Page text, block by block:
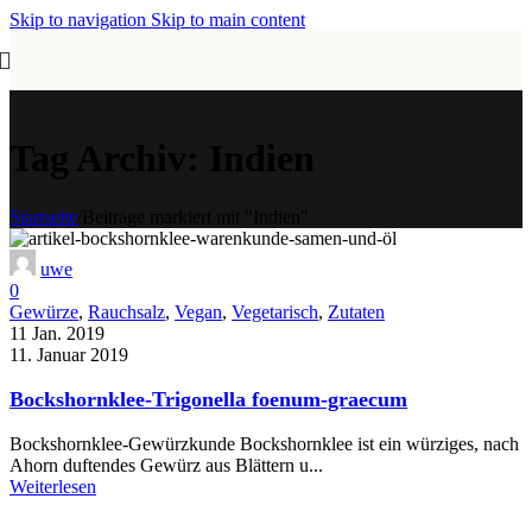
Skip to navigation Skip to main content
Startseite
uwe
0
Gewürze, Rauchsalz, Vegan, Vegetarisch, Zutaten
11 Jan. 2019
11. Januar 2019
Bockshornklee-Trigonella foenum-graecum
Bockshornklee-Gewürzkunde Bockshornklee ist ein würziges, nach
Ahorn duftendes Gewürz aus Blättern u...
Weiterlesen